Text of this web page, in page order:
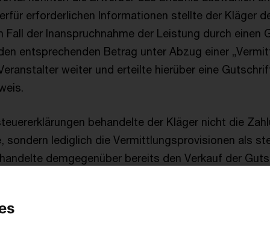
erforderlichen Informationen stellte der Kläger
Fall der Inanspruchnahme der Leistung durch einen
entsprechenden Betrag unter Abzug einer
weiter und erteilte hierüber eine
behandelte der Kläger nicht die
sondern lediglich die Vermittlungsprovisionen als
demgegenüber bereits den Verkauf der
und minderte das Entgelt im Fall der
17 Umsatzsteuergesetz (UStG) um die an die